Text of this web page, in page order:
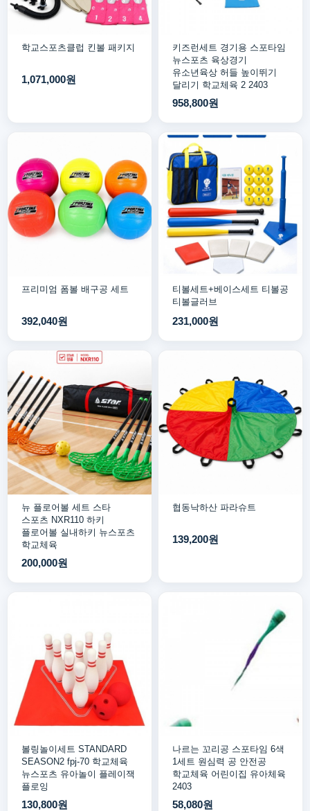
학교스포츠클럽 킨볼 패키지
1,071,000원
키즈런세트 경기용 스포타임
뉴스포츠 육상경기
유소년육상 허들 높이뛰기
달리기 학교체육 2 2403
958,800원
프리미엄 폼볼 배구공 세트
392,040원
티볼세트+베이스세트 티볼공
티볼글러브
231,000원
뉴 플로어볼 세트 스타
스포츠 NXR110 하키
플로어볼 실내하키 뉴스포츠
학교체육
200,000원
협동낙하산 파라슈트
139,200원
볼링놀이세트 STANDARD
SEASON2 fpj-70 학교체육
뉴스포츠 유아놀이 플레이잭
플로잉
130,800원
나르는 꼬리공 스포타임 6색
1세트 원심력 공 안전공
학교체육 어린이집 유아체육
2403
58,080원